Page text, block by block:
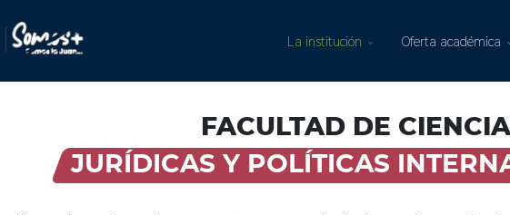
La institución Oferta académica
FACULTAD DE
JURÍDICAS Y POLÍTICAS